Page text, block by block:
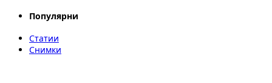
Популярни
Статии
Снимки